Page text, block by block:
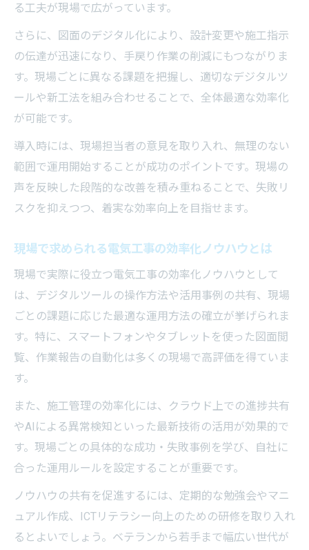
る工夫が現場で広がっています。
さらに、図面のデジタル化により、設計変更や施工指示
の伝達が迅速になり、手戻り作業の削減にもつながりま
す。現場ごとに異なる課題を把握し、適切なデジタルツ
ールや新工法を組み合わせることで、全体最適な効率化
が可能です。
導入時には、現場担当者の意見を取り入れ、無理のない
範囲で運用開始することが成功のポイントです。現場の
声を反映した段階的な改善を積み重ねることで、失敗リ
スクを抑えつつ、着実な効率向上を目指せます。
現場で求められる電気工事の効率化ノウハウとは
現場で実際に役立つ電気工事の効率化ノウハウとして
は、デジタルツールの操作方法や活用事例の共有、現場
ごとの課題に応じた最適な運用方法の確立が挙げられま
す。特に、スマートフォンやタブレットを使った図面閲
覧、作業報告の自動化は多くの現場で高評価を得ていま
す。
また、施工管理の効率化には、クラウド上での進捗共有
やAIによる異常検知といった最新技術の活用が効果的で
す。現場ごとの具体的な成功・失敗事例を学び、自社に
合った運用ルールを設定することが重要です。
ノウハウの共有を促進するには、定期的な勉強会やマニ
ュアル作成、ICTリテラシー向上のための研修を取り入れ
るとよいでしょう。ベテランから若手まで幅広い世代が